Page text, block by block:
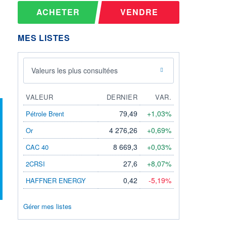
ACHETER VENDRE
MES LISTES
Valeurs les plus consultées
VALEUR DERNIER
VAR.
Pétrole Brent
79,49 +1,03%
Or 4 276,26 +0,69%
CAC 40 8 669,3 +0,03%
2CRSI 27,6 +8,07%
HAFFNER ENERGY 0,42 -5,19%
Gérer mes listes